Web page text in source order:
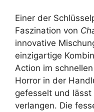
Einer der
Faszination von
innovative
einzigartige
Action im
Horror in der
gefesselt und
verlangen. Die